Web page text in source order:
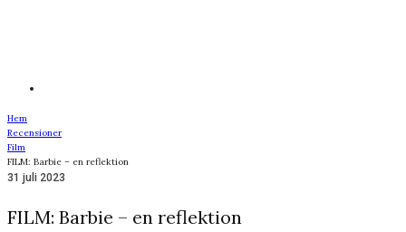
Hem
Recensioner
Film
FILM: Barbie – en reflektion
31 juli 2023
FILM: Barbie – en reflektion